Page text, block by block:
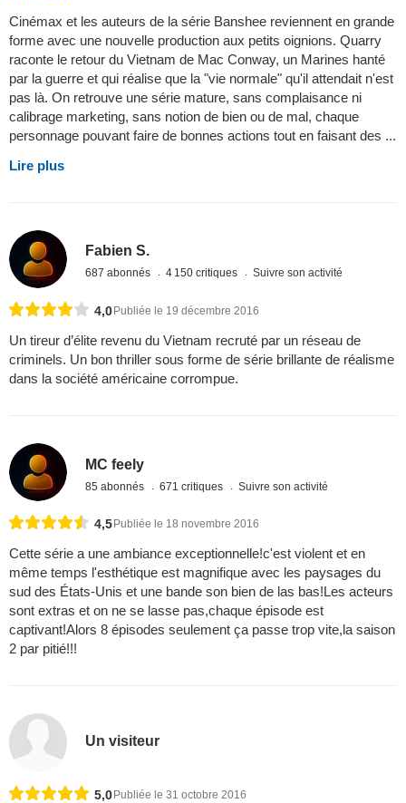
Cinémax et les auteurs de la série Banshee reviennent en grande
forme avec une nouvelle production aux petits oignions. Quarry
raconte le retour du Vietnam de Mac Conway, un Marines hanté
par la guerre et qui réalise que la "vie normale" qu'il attendait n'est
pas là. On retrouve une série mature, sans complaisance ni
calibrage marketing, sans notion de bien ou de mal, chaque
personnage pouvant faire de bonnes actions tout en faisant des ...
Lire plus
Fabien S.
687 abonnés 4 150 critiques Suivre son activité
4,0 Publiée le 19 décembre 2016
Un tireur d’élite revenu du Vietnam recruté par un réseau de
criminels. Un bon thriller sous forme de série brillante de réalisme
dans la société américaine corrompue.
MC feely
85 abonnés 671 critiques Suivre son activité
4,5 Publiée le 18 novembre 2016
Cette série a une ambiance exceptionnelle!c'est violent et en
même temps l'esthétique est magnifique avec les paysages du
sud des États-Unis et une bande son bien de las bas!Les acteurs
sont extras et on ne se lasse pas,chaque épisode est
captivant!Alors 8 épisodes seulement ça passe trop vite,la saison
2 par pitié!!!
Un visiteur
5,0Publiée le 31 octobre 2016